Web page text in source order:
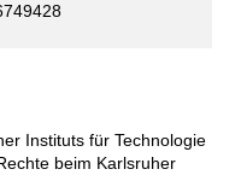
Instituts für Technologie
beim Karlsruher